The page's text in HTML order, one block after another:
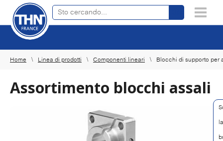
Home Linea di prodotti Componenti lineari Blocchi di supporto per
Assortimento blocchi assali
la
×
Trova prodotti online